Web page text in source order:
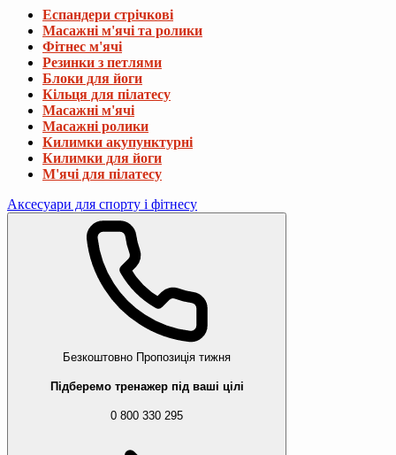
Еспандери стрічкові
Масажні м'ячі та ролики
Фітнес м'ячі
Резинки з петлями
Блоки для йоги
Кільця для пілатесу
Масажні м'ячі
Масажні ролики
Килимки акупунктурні
Килимки для йоги
М'ячі для пілатесу
Аксесуари для спорту і фітнесу
Безкоштовно Пропозиція тижня
Підберемо тренажер під ваші цілі
0 800 330 295